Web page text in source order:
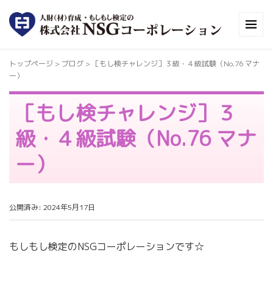
トップページ > ブログ > ［もし検チャレンジ］３級・４級試験（No.76 マナ
ー）
［もし検チャレンジ］３
級・４級試験（No.76 マナ
ー）
公開済み: 2024年5月17日
もしもし検定のNSGコーポレーションです☆